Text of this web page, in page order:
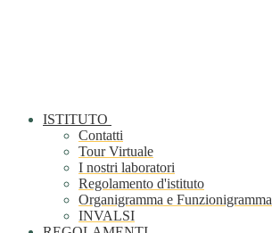
ISTITUTO
Contatti
Tour Virtuale
I nostri laboratori
Regolamento d'istituto
Organigramma e Funzionigramma
INVALSI